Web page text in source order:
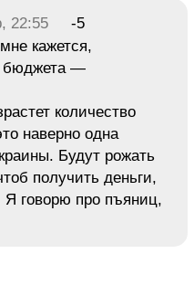
22:55
-5
кажется,
бюджета —
количество
наверно одна
Будут рожать
получить деньги,
Я говорю про пъяниц,